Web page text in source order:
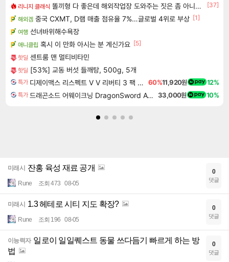
리니지 클래식 똘끼형 다 좋은데 해외작업장 도와주는 짓은 좀 아니지않냐?
[37]
해외겜 중국 CXMT, D램 매출 점유율 7%…글로벌 4위로 부상 [1]
여행 선녀바위해수욕장
애니클립 혹시 이 만화 아시는 분 계신가요 [5]
핫딜 센트룸 맨 멀티비타민
핫딜 [53%] 교동 버섯 들깨탕, 500g, 5개
특가 디제이맥스 리스펙트 V V 리버티 3 팩 DJMAX RESPECT V V Liberty 3 Pack DLC 60%11,920원 12%
특가 드래곤소드 어웨이크닝 DragonSword Awakening 33,000원 10%
미래시 잔홍 육성 재료 공개
Rune 조회 473 08-05
0
댓글
미래시 1.3 헤테로 시티 지도 확장?
Rune 조회 196 08-05
0
댓글
이능력자 일로이 일일퀘스트 동물 쓰다듬기 빠르게 하는 방
법
0
댓글